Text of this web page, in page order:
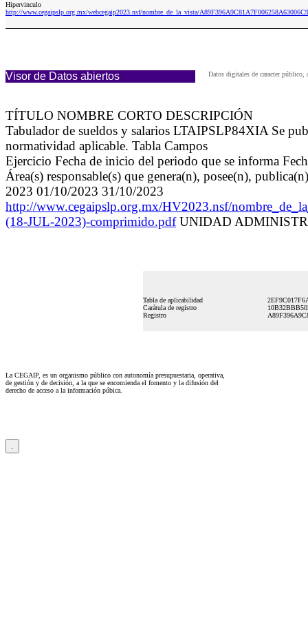
Hipervinculo
http://www.cegaipslp.org.mx/webcegaip2023.nsf/nombre_de_la_vista/
Visor de Datos abiertos Datos digitales de caracter
TÍTULO NOMBRE CORTO DESCRIPCIÓN
Tabulador de sueldos y salarios LTAIPSLP84XIA Se
normatividad aplicable. Tabla Campos
Ejercicio Fecha de inicio del periodo que se informa
Área(s) responsable(s) que genera(n), posee(n),
2023 01/10/2023 31/10/2023
http://www.cegaipslp.org.mx/HV2023.nsf/
(18-JUL-2023)-comprimido.pdfUNIDAD
Tabla de aplicabilidad
Carátula de registro
Registro
La CEGAIP, es un organismo público con autonomía presupuestaria, operativa,
de gestión y de decisión, a la que se encomienda el fomento y la difusión del
derecho de acceso a la información púbica.